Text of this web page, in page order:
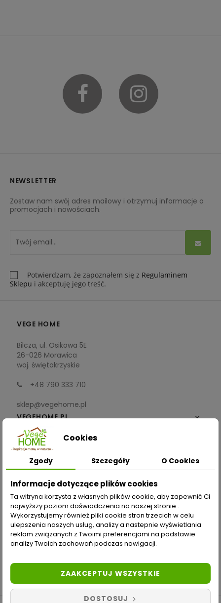
Facebook
NEWSLETTER
Zostaw nam swój adres mailowy i otrzymuj informacje o
promocjach i nowościach.
Potwierdzam, że zapoznałem się z Regulaminem
Sklepu i akceptuję jego treść.
VEGE HOME
Bilcza, ul. Osikowa 5E
26-026 Morawica
woj. świętokrzyskie
+48 790 333 710
sklep@vegehome.pl
VEGEHOME.PL

INFORMACJE
ZAKUPY
Moje konto
Opcje dostawy
Metody płatności
Cookies
Zgody Szczegóły O Cookies
Informacje dotyczące plików cookies
Ta witryna korzysta z własnych plików cookie, aby zapewnić Ci
najwyższy poziom doświadczenia na naszej stronie .
Wykorzystujemy również pliki cookie stron trzecich w celu
ulepszenia naszych usług, analizy a nastepnie wyświetlania
reklam związanych z Twoimi preferencjami na podstawie
analizy Twoich zachowań podczas nawigacji.
DOSTOSUJ
ZAAKCEPTUJ WSZYSTKIE
Odstąp od umowy tutaj